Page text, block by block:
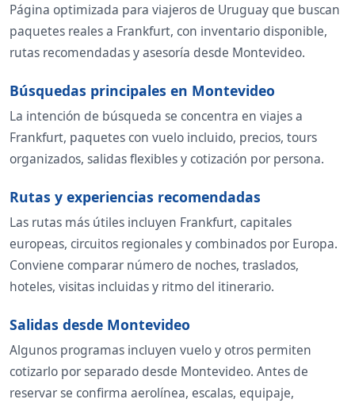
Página optimizada para viajeros de Uruguay que buscan
paquetes reales a Frankfurt, con inventario disponible,
rutas recomendadas y asesoría desde Montevideo.
Búsquedas principales en Montevideo
La intención de búsqueda se concentra en viajes a
Frankfurt, paquetes con vuelo incluido, precios, tours
organizados, salidas flexibles y cotización por persona.
Rutas y experiencias recomendadas
Las rutas más útiles incluyen Frankfurt, capitales
europeas, circuitos regionales y combinados por Europa.
Conviene comparar número de noches, traslados,
hoteles, visitas incluidas y ritmo del itinerario.
Salidas desde Montevideo
Algunos programas incluyen vuelo y otros permiten
cotizarlo por separado desde Montevideo. Antes de
reservar se confirma aerolínea, escalas, equipaje,